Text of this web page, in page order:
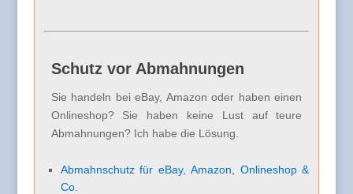
Schutz vor Abmahnungen
Sie handeln bei eBay, Amazon oder haben einen
Onlineshop? Sie haben keine Lust auf teure
Abmahnungen? Ich habe die Lösung.
Abmahnschutz für eBay, Amazon, Onlineshop &
Co.